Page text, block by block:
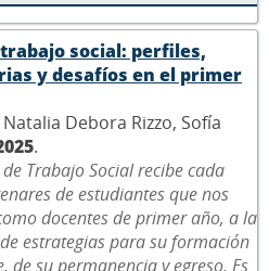
social: perfiles,
y desafíos en el primer
Debora Rizzo, Sofía
.
Trabajo Social recibe cada
de estudiantes que nos
docentes de primer año, a la
estrategias para su formación
de su permanencia y egreso. Es